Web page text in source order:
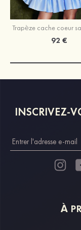
92 €
INSCRIVEZ-
À